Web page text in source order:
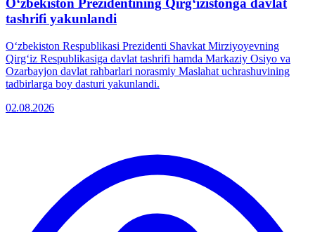
Oʻzbekiston Prezidentining Qirgʻizistonga davlat
tashrifi yakunlandi
Oʻzbekiston Respublikasi Prezidenti Shavkat Mirziyoyevning
Qirgʻiz Respublikasiga davlat tashrifi hamda Markaziy Osiyo va
Ozarbayjon davlat rahbarlari norasmiy Maslahat uchrashuvining
tadbirlarga boy dasturi yakunlandi.
02.08.2026